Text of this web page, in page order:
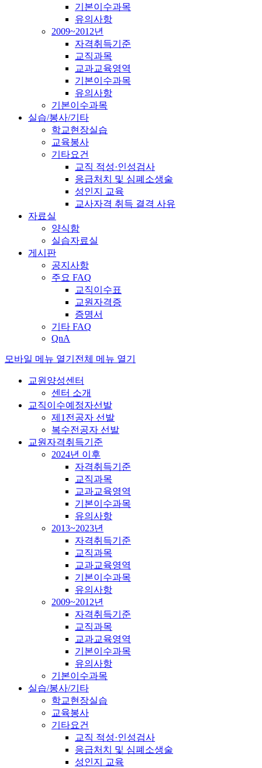
기본이수과목
유의사항
2009~2012년
자격취득기준
교직과목
교과교육영역
기본이수과목
유의사항
기본이수과목
실습/봉사/기타
학교현장실습
교육봉사
기타요건
교직 적성·인성검사
응급처치 및 심폐소생술
성인지 교육
교사자격 취득 결격 사유
자료실
양식함
실습자료실
게시판
공지사항
주요 FAQ
교직이수표
교원자격증
증명서
기타 FAQ
QnA
모바일 메뉴 열기 전체 메뉴 열기
교원양성센터
센터 소개
교직이수예정자선발
제1전공자 선발
복수전공자 선발
교원자격취득기준
2024년 이후
자격취득기준
교직과목
교과교육영역
기본이수과목
유의사항
2013~2023년
자격취득기준
교직과목
교과교육영역
기본이수과목
유의사항
2009~2012년
자격취득기준
교직과목
교과교육영역
기본이수과목
유의사항
기본이수과목
실습/봉사/기타
학교현장실습
교육봉사
기타요건
교직 적성·인성검사
응급처치 및 심폐소생술
성인지 교육